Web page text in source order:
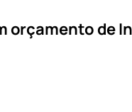
orçamento de